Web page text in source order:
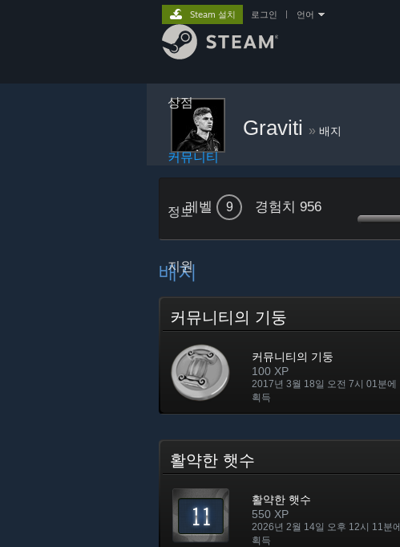
상점
커뮤니티
정보
지원
Steam 설치 로그인 언어
Graviti » 배지
레벨 9 경험치 956
배지
커뮤니티의 기둥
커뮤니티의 기둥
100 XP
2017년 3월 18일 오전 7시 01분에
획득
활약한 햇수
활약한 햇수
550 XP
2026년 2월 14일 오후 12시 11분에
획득